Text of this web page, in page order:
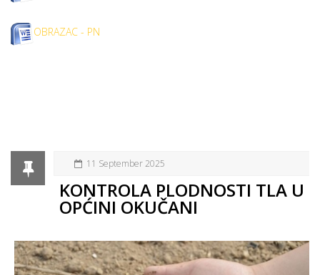
OBRAZAC - PN
11 September 2025
KONTROLA PLODNOSTI TLA U
OPĆINI OKUČANI